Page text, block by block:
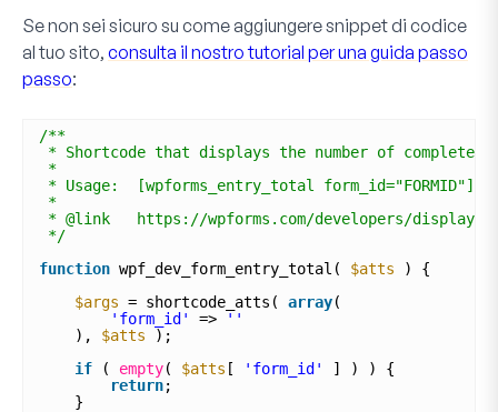
Se non sei sicuro su come aggiungere snippet di codice
al tuo sito, consulta il nostro tutorial per una guida passo
passo:
/**
* Shortcode that displays the number of
*
* Usage:  [wpforms_entry_total form_id="FORMID"]
*
* @link   https://wpforms.com/developers/
*/
function wpf_dev_form_entry_total( $atts
) {
$args = shortcode_atts( array(
'form_id'
=>
''
), $atts
);
if
( empty( $atts [ 'form_id'
] ) ) {
return;
}